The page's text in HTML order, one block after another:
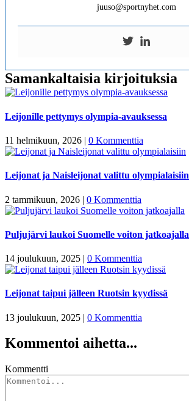
juuso@sportnyhet.com
Samankaltaisia kirjoituksia
Leijonille pettymys olympia-avauksessa
11 helmikuun, 2026 | 0 Kommenttia
Leijonat ja Naisleijonat valittu olympialaisiin
2 tammikuun, 2026 | 0 Kommenttia
Puljujärvi laukoi Suomelle voiton jatkoajalla
14 joulukuun, 2025 | 0 Kommenttia
Leijonat taipui jälleen Ruotsin kyydissä
13 joulukuun, 2025 | 0 Kommenttia
Kommentoi aihetta...
Kommentti